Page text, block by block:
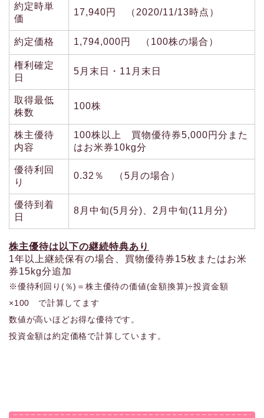
約定時単
価
17,940円 （2020/11/13時点）
約定価格 1,794,000円 （100株の場合）
権利確定
日
5月末日・11月末日
取得最低
株数
100株
株主優待
内容
100株以上 買物優待券5,000円分また
はお米券10kg分
優待利回
り
0.32％ （5月の場合）
優待到着
日
8月中旬(5月分)、2月中旬(11月分)
株主優待は以下の継続特典あり
1年以上継続保有の場合、買物優待券15枚またはお米
券15kg分追加
※優待利回り(％)＝株主優待の価値(金額換算)÷投資金額
×100 で計算してます
数値が高いほどお得な優待です。
投資金額は約定価格で計算しています。